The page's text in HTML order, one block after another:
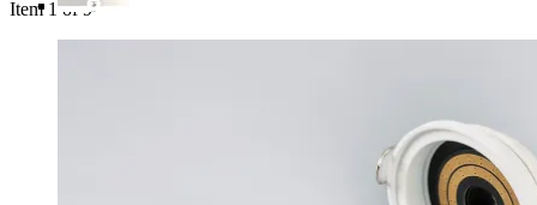
Item 1 of 9